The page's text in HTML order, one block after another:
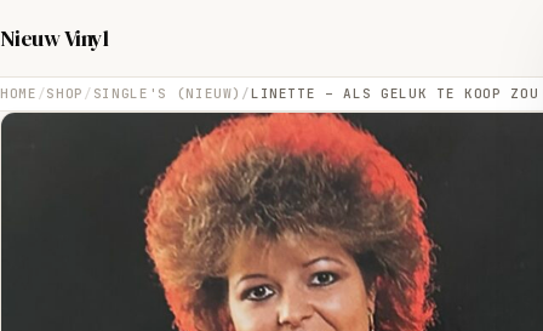
Nieuw Vinyl
HOME SHOP SINGLE'S (NIEUW) LINETTE – ALS GELUK TE KOOP